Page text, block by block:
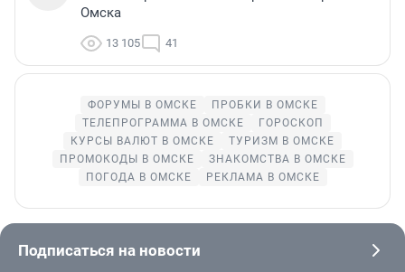
Омска
13 105 41
ФОРУМЫ В ОМСКЕ
ПРОБКИ В ОМСКЕ
ТЕЛЕПРОГРАММА В ОМСКЕ
ГОРОСКОП
КУРСЫ ВАЛЮТ В ОМСКЕ
ТУРИЗМ В ОМСКЕ
ПРОМОКОДЫ В ОМСКЕ
ЗНАКОМСТВА В ОМСКЕ
ПОГОДА В ОМСКЕ
РЕКЛАМА В ОМСКЕ
Подписаться на новости